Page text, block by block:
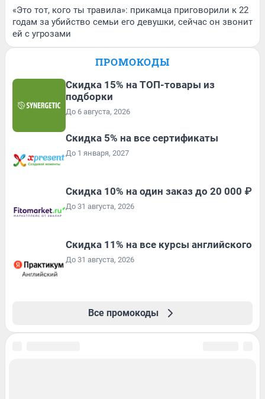
«Это тот, кого ты травила»: прикамца приговорили к 22
годам за убийство семьи его девушки, сейчас он звонит
ей с угрозами
ПРОМОКОДЫ
Скидка 15% на ТОП-товары из
подборки
До 6 августа, 2026
Скидка 5% на все сертификаты
До 1 января, 2027
Скидка 10% на один заказ до 20 000 ₽
До 31 августа, 2026
Скидка 11% на все курсы английского
До 31 августа, 2026
Все промокоды